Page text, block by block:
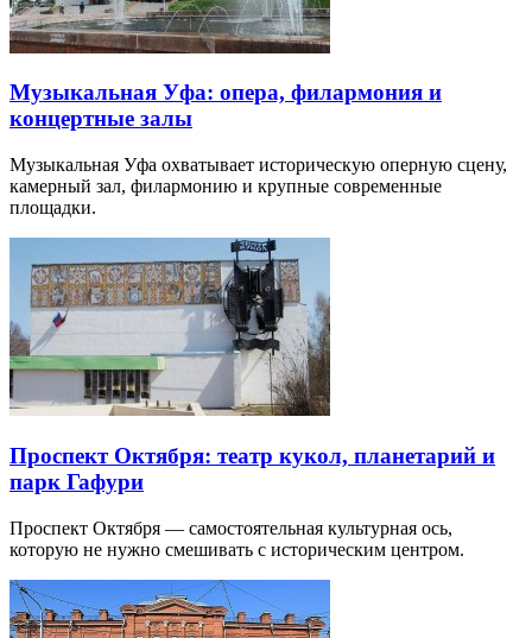
Музыкальная Уфа: опера, филармония и
концертные залы
Музыкальная Уфа охватывает историческую оперную сцену,
камерный зал, филармонию и крупные современные
площадки.
Проспект Октября: театр кукол, планетарий и
парк Гафури
Проспект Октября — самостоятельная культурная ось,
которую не нужно смешивать с историческим центром.